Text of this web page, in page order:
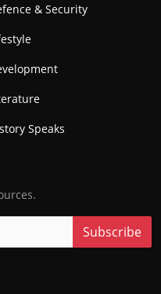
& Security
Speaks
Subscribe